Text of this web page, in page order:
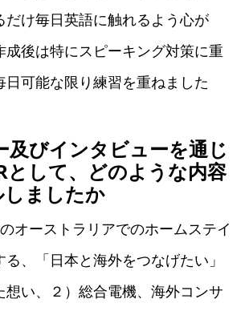
だけ毎日英語に触れるよう心が
成後は特にスピーキング対策に重
日可能な限り練習を重ねました
及びインタビューを通じ
として、どのような内容
ましたか
オーストラリアでのホームステイ
、「日本と海外をつなげたい」
想い、２）総合電機、海外コンサ